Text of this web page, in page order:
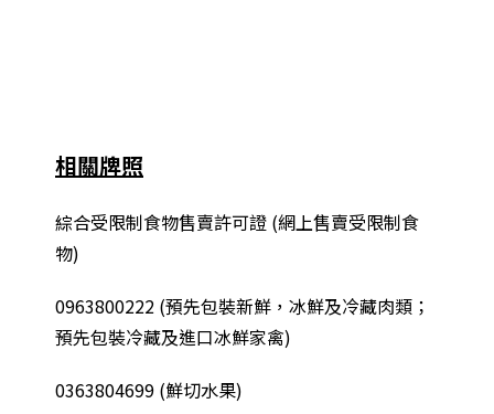
相關牌照
綜合受限制食物售賣許可證 (網上售賣受限制食
物)
0963800222 (預先包裝新鮮，冰鮮及冷藏肉類；
預先包裝冷藏及進口冰鮮家禽)
0363804699 (鮮切水果)